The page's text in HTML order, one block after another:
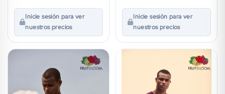
Inicie sesión para ver
nuestros precios
Inicie sesión para ver
nuestros precios